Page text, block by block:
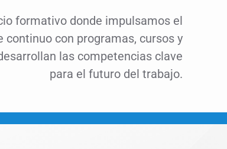
formativo donde impulsamos el
continuo con programas, cursos y
las competencias clave
para el futuro del trabajo.